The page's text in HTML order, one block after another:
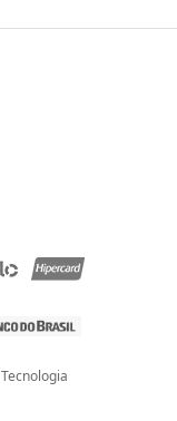
Tecnologia